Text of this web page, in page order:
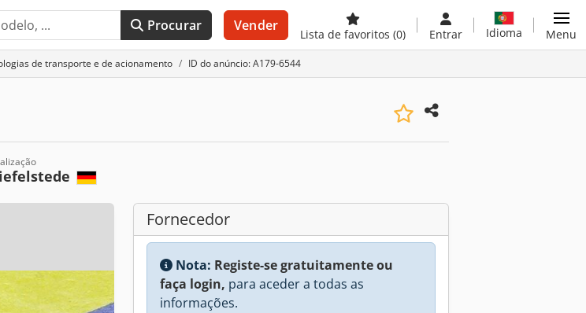
Procurar Vender
Lista de favoritos (0) Entrar Idioma Menu
de transporte e de acionamento ID do anúncio: A179-6544
Fornecedor
Nota: Registe-se gratuitamente ou
faça login, para aceder a todas as
informações.